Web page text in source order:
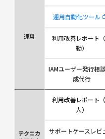
運用
運用自動化ツール
利用改善レポート
動）
IAMユーザー発行相
成代行
テクニカ
利用改善レポート
人）
サポートケースレビ